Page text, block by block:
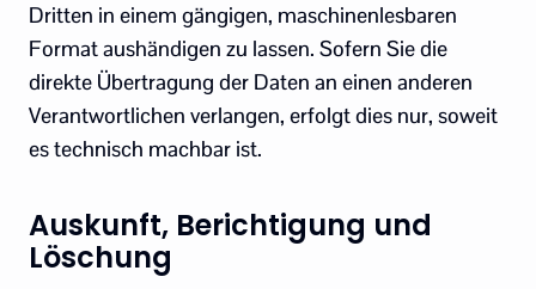
Dritten in einem gängigen, maschinenlesbaren
Format aushändigen zu lassen. Sofern Sie die
direkte Übertragung der Daten an einen anderen
Verantwortlichen verlangen, erfolgt dies nur, soweit
es technisch machbar ist.
Auskunft, Berichtigung und
Löschung